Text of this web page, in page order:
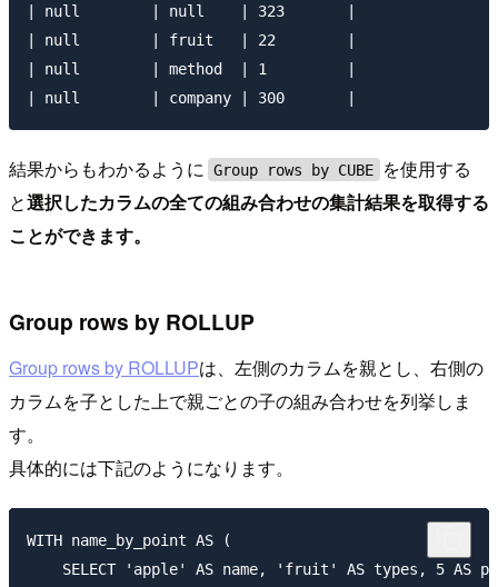
| null        | null    | 323       |
| null        | fruit   | 22        |
| null        | method  | 1         |
結果からもわかるように Group rows by CUBE
を使用する
と選択したカラムの全ての組み合わせの集計結果を取得する
ことができます。
Group rows by ROLLUP
Group rows by ROLLUPは、左側のカラムを親とし、右側の
カラムを子とした上で親ごとの子の組み合わせを列挙しま
す。
具体的には下記のようになります。
WITH name_by_point AS (
SELECT 'apple' AS name, 'fruit' AS types, 5 AS